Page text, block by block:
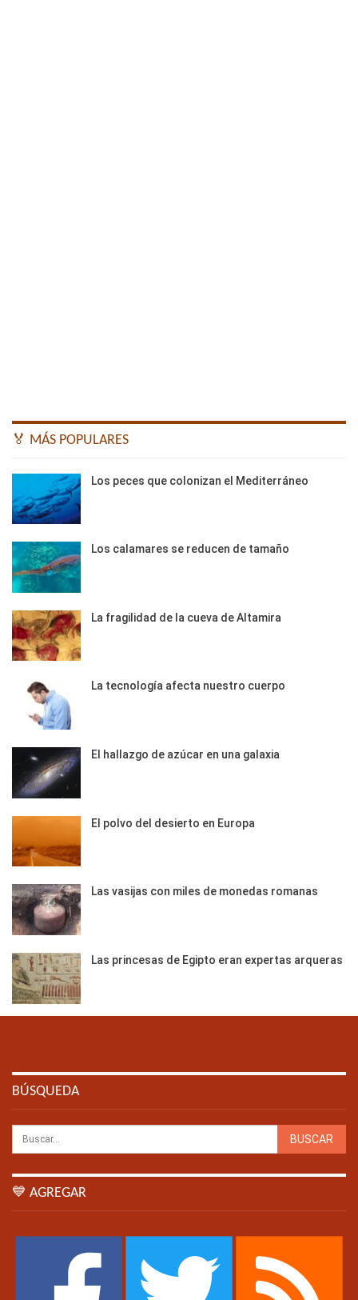
🏅 MÁS POPULARES
Los peces que colonizan el Mediterráneo
Los calamares se reducen de tamaño
La fragilidad de la cueva de Altamira
La tecnología afecta nuestro cuerpo
El hallazgo de azúcar en una galaxia
El polvo del desierto en Europa
Las vasijas con miles de monedas romanas
Las princesas de Egipto eran expertas arqueras
BÚSQUEDA
💙 AGREGAR